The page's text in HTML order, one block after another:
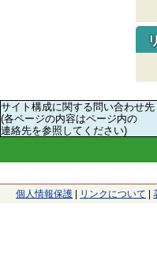
サイト構成に関する問い合わせ先
(各ページの内容はページ内の
連絡先を参照してください)
個人情報保護 | と
リンクについて |